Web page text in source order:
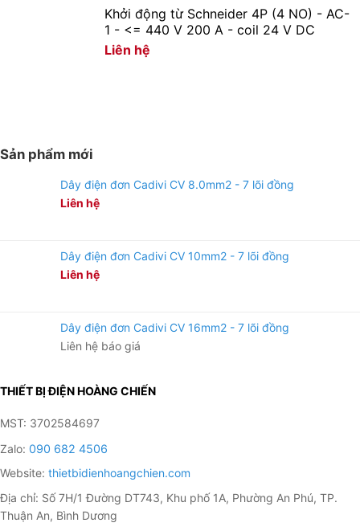
Khởi động từ Schneider 4P (4 NO) - AC-
1 - <= 440 V 200 A - coil 24 V DC
Liên hệ
Sản phẩm mới
Dây điện đơn Cadivi CV 8.0mm2 - 7 lõi đồng
Liên hệ
Dây điện đơn Cadivi CV 10mm2 - 7 lõi đồng
Liên hệ
Dây điện đơn Cadivi CV 16mm2 - 7 lõi đồng
Liên hệ báo giá
THIẾT BỊ ĐIỆN HOÀNG CHIẾN
MST: 3702584697
Zalo: 090 682 4506
Website: thietbidienhoangchien.com
Địa chỉ: Số 7H/1 Đường DT743, Khu phố 1A, Phường An Phú, TP.
Thuận An, Bình Dương